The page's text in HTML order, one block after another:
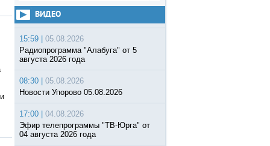
ВИДЕО
15:59 |
05.08.2026
Радиопрограмма "Алабуга" от 5
августа 2026 года
08:30 |
05.08.2026
Новости Упорово 05.08.2026
17:00 |
04.08.2026
Эфир телепрограммы "ТВ-Юрга" от
04 августа 2026 года